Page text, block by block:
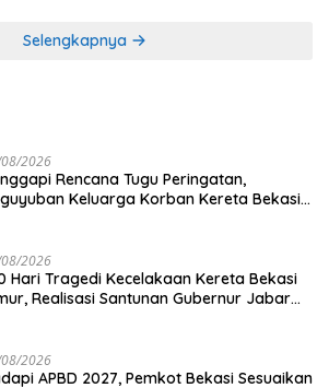
Selengkapnya
2026
Rencana Tugu Peringatan,
Keluarga Korban Kereta Bekasi
2026
Hari Tragedi Kecelakaan Kereta Bekasi
Realisasi Santunan Gubernur Jabar
2026
APBD 2027, Pemkot Bekasi Sesuaikan